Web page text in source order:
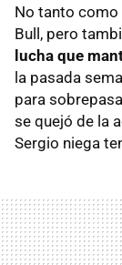
No tanto como
Bull, pero
lucha que
la pasada
para
se quejó de la
Sergio niega